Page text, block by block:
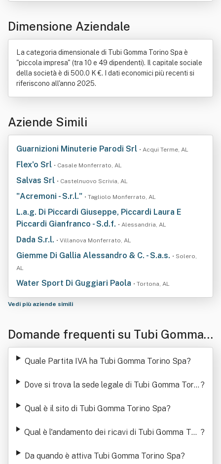
Dimensione Aziendale
La categoria dimensionale di Tubi Gomma Torino Spa è
"piccola impresa" (tra 10 e 49 dipendenti). Il capitale sociale
della società è di 500.0 K €. I dati economici più recenti si
riferiscono all'anno 2025.
Aziende Simili
Guarnizioni Minuterie Parodi Srl • Acqui Terme, AL
Flex'o Srl • Casale Monferrato, AL
Salvas Srl • Castelnuovo Scrivia, AL
"Acremoni - S.r.l." • Tagliolo Monferrato, AL
L.a.g. Di Piccardi Giuseppe, Piccardi Laura E
Piccardi Gianfranco - S.d.f. • Alessandria, AL
Dada S.r.l. • Villanova Monferrato, AL
Giemme Di Gallia Alessandro & C. - S.a.s. • Solero,
AL
Water Sport Di Guggiari Paola • Tortona, AL
Vedi più aziende simili
Domande frequenti su Tubi Gomma T
orino Spa
Quale Partita IVA ha Tubi Gomma Torino Spa?
Dove si trova la sede legale di Tubi Gomma Torin ?
Qual è il sito di Tubi Gomma Torino Spa?
Qual è l'andamento dei ricavi di Tubi Gomma Tori ?
Da quando è attiva Tubi Gomma Torino Spa?